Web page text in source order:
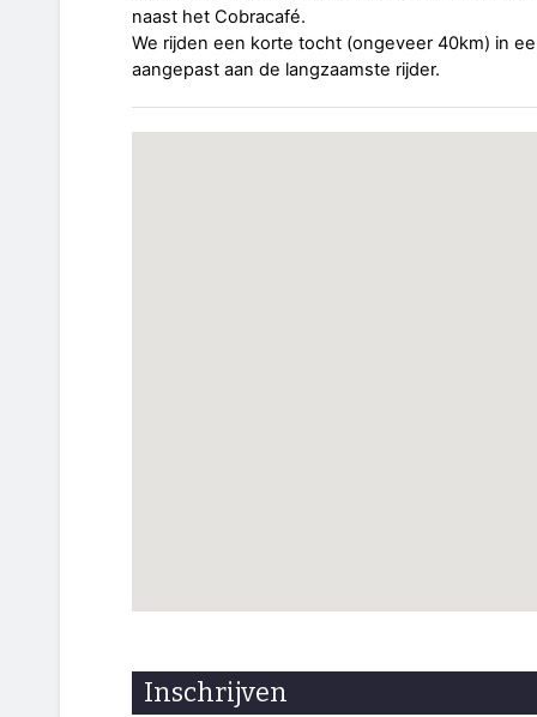
naast het Cobracafé.
We rijden een korte tocht (ongeveer 40km) in
aangepast aan de langzaamste rijder.
Inschrijven